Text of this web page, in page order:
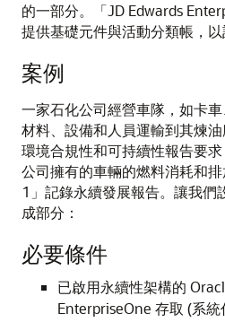
的一部分。「JD Edwards
提供基礎元件與活動分類帳，以
案例
一家石化公司經營車隊，如卡
材料、設備和人員運輸到其煉
環境合規性和可持續性報告要
公司擁有的車輛的燃料消耗和
1」記錄永續發展報告。讓我們
成部分：
必要條件
已啟用永續性架構的
EnterpriseOne 存取 (系統